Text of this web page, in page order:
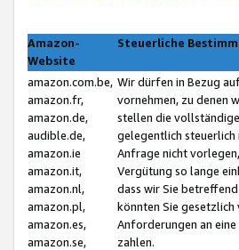
Amazon-
Website
Steuerliche
amazon.com.be,
amazon.fr,
amazon.de,
audible.de,
amazon.ie
amazon.it,
amazon.nl,
amazon.pl,
amazon.es,
amazon.se,
Wir dürfen in Bezug
vornehmen, zu denen
stellen die
gelegentlich
Anfrage nicht
Vergütung so lange
dass wir Sie
könnten Sie gesetzlich
Anforderungen an
zahlen.